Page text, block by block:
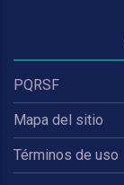
PQRSF
Mapa del sitio
Términos de uso